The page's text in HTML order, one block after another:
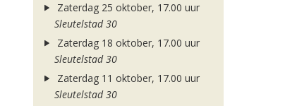
Zaterdag 25 oktober, 17.00 uur
Sleutelstad 30
Zaterdag 18 oktober, 17.00 uur
Sleutelstad 30
Zaterdag 11 oktober, 17.00 uur
Sleutelstad 30